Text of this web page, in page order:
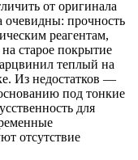
от оригинала
прочность
реагентам,
старое покрытие
теплый на
Из недостатков —
под тонкие
для
отсутствие